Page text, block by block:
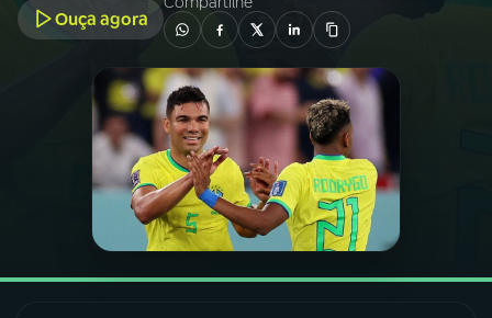
A RÁDIO
PROGRAMAÇÃO
PROGRAMAS
Ouça agora